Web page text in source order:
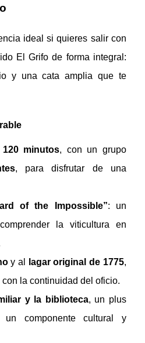
ideal si quieres salir con
El Grifo de forma integral:
y una cata amplia que te
minutos, con un grupo
, para disfrutar de una
of the Impossible”: un
la viticultura en
y al lagar original de 1775,
la continuidad del oficio.
y la biblioteca, un plus
un componente cultural y